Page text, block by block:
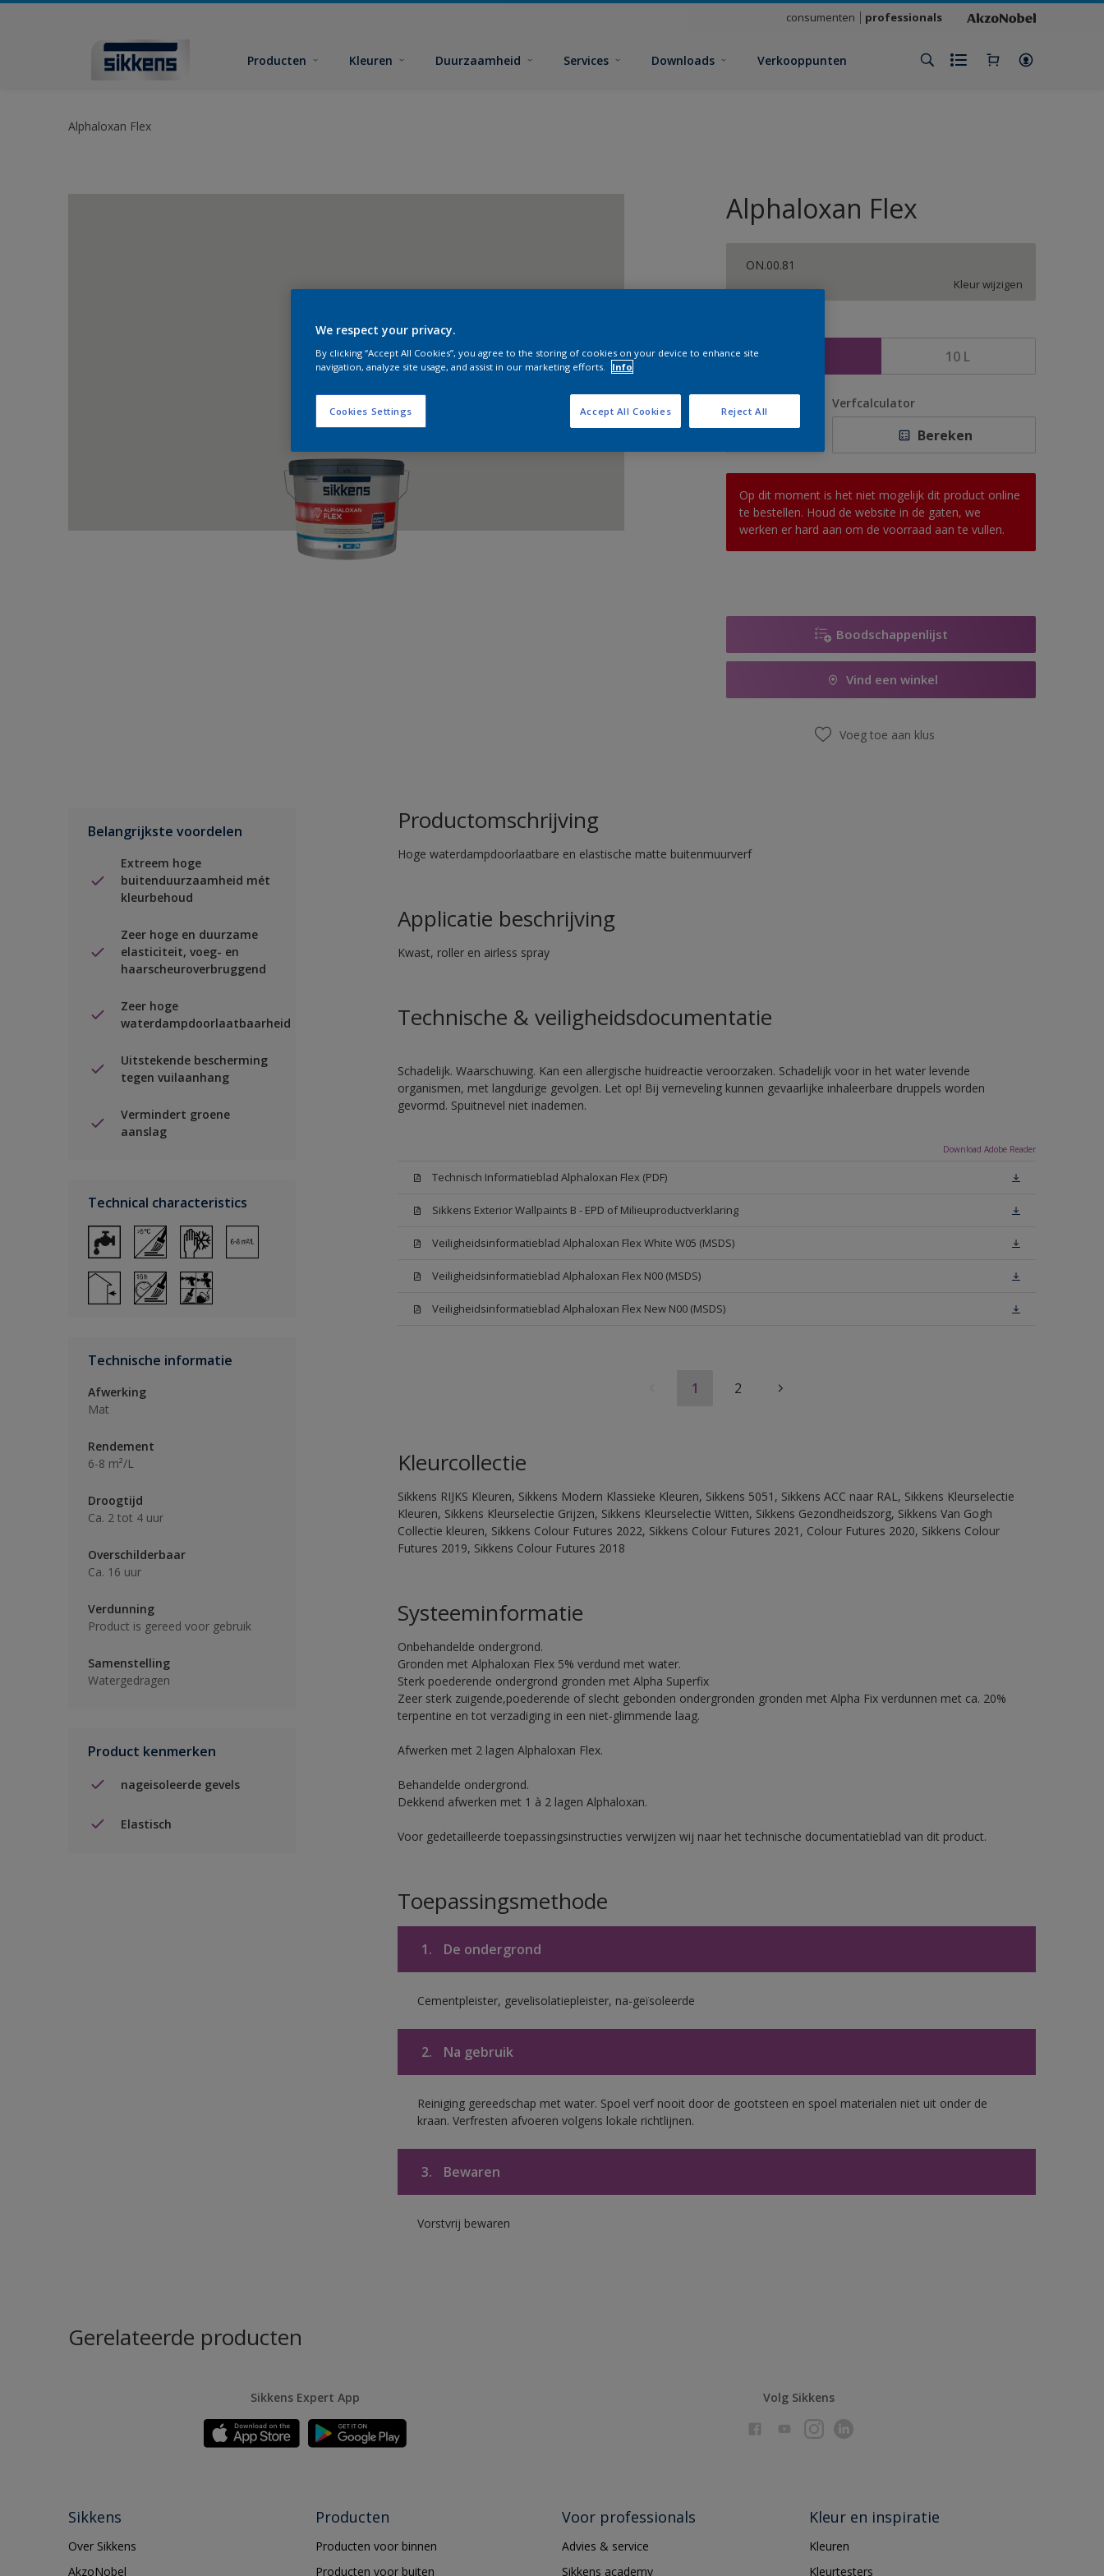
consumenten professionals
Producten Kleuren Duurzaamheid Services Downloads Verkooppunten
Alphaloxan Flex
Alphaloxan Flex
ON.00.81
Kleur wijzigen
10 L
Verfcalculator
Bereken
Op dit moment is het niet mogelijk dit product online
te bestellen. Houd de website in de gaten, we
werken er hard aan om de voorraad aan te vullen.
Boodschappenlijst
Vind een winkel
Voeg toe aan klus
Belangrijkste voordelen
Extreem hoge
buitenduurzaamheid mét
kleurbehoud
Zeer hoge en duurzame
elasticiteit, voeg- en
haarscheuroverbruggend
Zeer hoge
waterdampdoorlaatbaarheid
Uitstekende bescherming
tegen vuilaanhang
Vermindert groene
aanslag
Technical characteristics
Technische informatie
Afwerking
Mat
Rendement
6-8 m²/L
Droogtijd
Ca. 2 tot 4 uur
Overschilderbaar
Ca. 16 uur
Verdunning
Product is gereed voor gebruik
Samenstelling
Watergedragen
Product kenmerken
nageisoleerde gevels
Elastisch
Productomschrijving
Hoge waterdampdoorlaatbare en elastische matte buitenmuurverf
Applicatie beschrijving
Kwast, roller en airless spray
Technische & veiligheidsdocumentatie
Schadelijk. Waarschuwing. Kan een allergische huidreactie veroorzaken. Schadelijk voor in het water levende
organismen, met langdurige gevolgen. Let op! Bij verneveling kunnen gevaarlijke inhaleerbare druppels worden
gevormd. Spuitnevel niet inademen.
Download Adobe Reader
Technisch Informatieblad Alphaloxan Flex (PDF)
Sikkens Exterior Wallpaints B - EPD of Milieuproductverklaring
Veiligheidsinformatieblad Alphaloxan Flex White W05 (MSDS)
Veiligheidsinformatieblad Alphaloxan Flex N00 (MSDS)
Veiligheidsinformatieblad Alphaloxan Flex New N00 (MSDS)
1 2
Kleurcollectie
Sikkens RIJKS Kleuren, Sikkens Modern Klassieke Kleuren, Sikkens 5051, Sikkens ACC naar RAL, Sikkens Kleurselectie
Kleuren, Sikkens Kleurselectie Grijzen, Sikkens Kleurselectie Witten, Sikkens Gezondheidszorg, Sikkens Van Gogh
Collectie kleuren, Sikkens Colour Futures 2022, Sikkens Colour Futures 2021, Colour Futures 2020, Sikkens Colour
Futures 2019, Sikkens Colour Futures 2018
Systeeminformatie
Onbehandelde ondergrond.
Gronden met Alphaloxan Flex 5% verdund met water.
Sterk poederende ondergrond gronden met Alpha Superfix
Zeer sterk zuigende,poederende of slecht gebonden ondergronden gronden met Alpha Fix verdunnen met ca. 20%
terpentine en tot verzadiging in een niet-glimmende laag.
Afwerken met 2 lagen Alphaloxan Flex.
Behandelde ondergrond.
Dekkend afwerken met 1 à 2 lagen Alphaloxan.
Voor gedetailleerde toepassingsinstructies verwijzen wij naar het technische documentatieblad van dit product.
Toepassingsmethode
1. De ondergrond
Cementpleister, gevelisolatiepleister, na-geïsoleerde
2. Na gebruik
Reiniging gereedschap met water. Spoel verf nooit door de gootsteen en spoel materialen niet uit onder de
kraan. Verfresten afvoeren volgens lokale richtlijnen.
3. Bewaren
Vorstvrij bewaren
Gerelateerde producten
Sikkens Expert App Volg Sikkens
Sikkens
Over Sikkens
AkzoNobel
Producten
Producten voor binnen
Producten voor buiten
Voor professionals
Advies & service
Sikkens academy
Kleur en inspiratie
Kleuren
Kleurtesters
We respect your privacy.
By clicking “Accept All Cookies”, you agree to the storing of cookies on your device to enhance site
navigation, analyze site usage, and assist in our marketing efforts.
Info
Cookies Settings Reject All
Accept All Cookies